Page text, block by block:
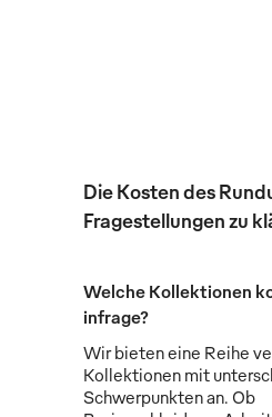
Die Kosten des
Fragestellungen zu
Welche Kollektionen
infrage?
Wir bieten eine Reihe
Kollektionen mit
Schwerpunkten an. Ob